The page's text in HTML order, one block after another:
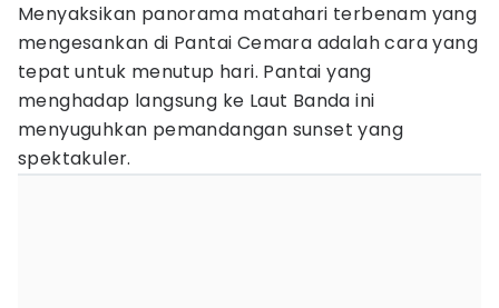
Menyaksikan panorama matahari terbenam yang
mengesankan di Pantai Cemara adalah cara yang
tepat untuk menutup hari. Pantai yang
menghadap langsung ke Laut Banda ini
menyuguhkan pemandangan sunset yang
spektakuler.